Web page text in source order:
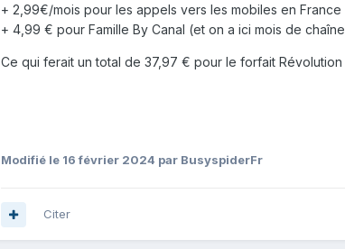
+ 2,99€/mois pour les appels vers les mobiles en
+ 4,99 € pour Famille By Canal (et on a ici mois de
Ce qui ferait un total de 37,97 € pour le forfait
Modifié le 16 février 2024 par BusyspiderFr
Citer